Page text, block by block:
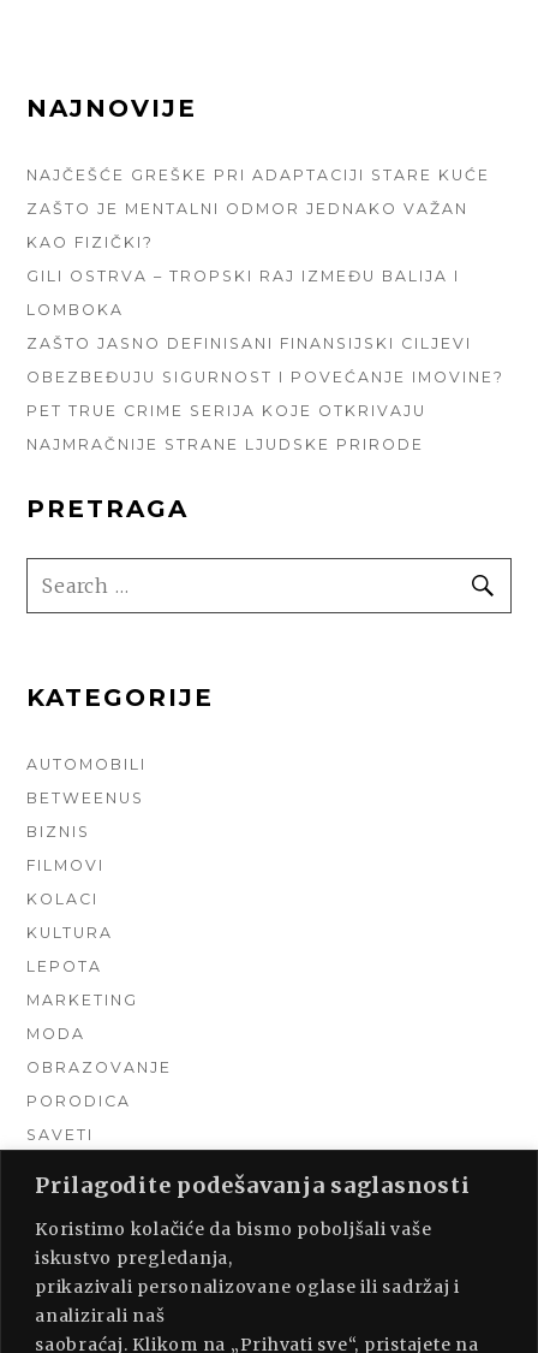
Prilagodite podešavanja saglasnosti
Koristimo kolačiće da bismo poboljšali vaše
iskustvo pregledanja,
prikazivali personalizovane oglase ili sadržaj i
analizirali naš
saobraćaj. Klikom na „Prihvati sve“, pristajete na
FOOTER
NAJNOVIJE
NAJČEŠĆE GREŠKE PRI ADAPTACIJI STARE KUĆE
ZAŠTO JE MENTALNI ODMOR JEDNAKO VAŽAN
KAO FIZIČKI?
GILI OSTRVA – TROPSKI RAJ IZMEĐU BALIJA I
LOMBOKA
ZAŠTO JASNO DEFINISANI FINANSIJSKI CILJEVI
OBEZBEĐUJU SIGURNOST I POVEĆANJE IMOVINE?
PET TRUE CRIME SERIJA KOJE OTKRIVAJU
NAJMRAČNIJE STRANE LJUDSKE PRIRODE
PRETRAGA
SEARCH
FOR:
KATEGORIJE
AUTOMOBILI
BETWEENUS
BIZNIS
FILMOVI
KOLACI
KULTURA
LEPOTA
MARKETING
MODA
OBRAZOVANJE
PORODICA
SAVETI
TURIZAM
UNCATEGORIZED
URADI SAM
UREĐENJE DOMA
ZDRAVLJE